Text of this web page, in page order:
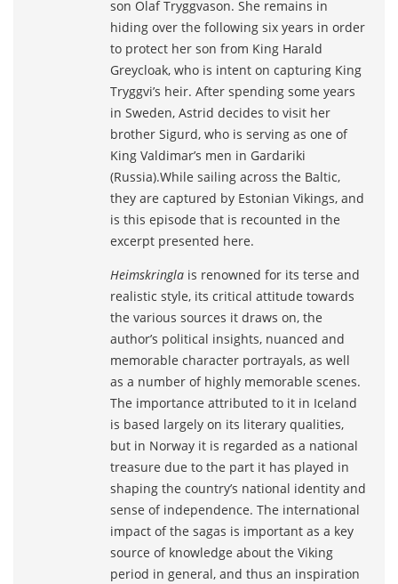
son Olaf Tryggvason. She remains in
hiding over the following six years in order
to protect her son from King Harald
Greycloak, who is intent on capturing King
Tryggvi’s heir. After spending some years
in Sweden, Astrid decides to visit her
brother Sigurd, who is serving as one of
King Valdimar’s men in Gardariki
(Russia).While sailing across the Baltic,
they are captured by Estonian Vikings, and
is this episode that is recounted in the
excerpt presented here.
Heimskringlais renowned for its terse and
realistic style, its critical attitude towards
the various sources it draws on, the
author’s political insights, nuanced and
memorable character portrayals, as well
as a number of highly memorable scenes.
The importance attributed to it in Iceland
is based largely on its literary qualities,
but in Norway it is regarded as a national
treasure due to the part it has played in
shaping the country’s national identity and
sense of independence. The international
impact of the sagas is important as a key
source of knowledge about the Viking
period in general, and thus an inspiration